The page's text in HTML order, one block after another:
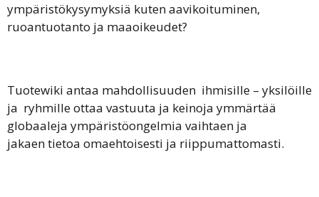
ympäristökysymyksiä kuten aavikoituminen,
ruoantuotanto ja maaoikeudet?
Tuotewiki antaa mahdollisuuden ihmisille – yksilöille
ja ryhmille ottaa vastuuta ja keinoja ymmärtää
globaaleja ympäristöongelmia vaihtaen ja
jakaentietoa omaehtoisesti ja riippumattomasti.